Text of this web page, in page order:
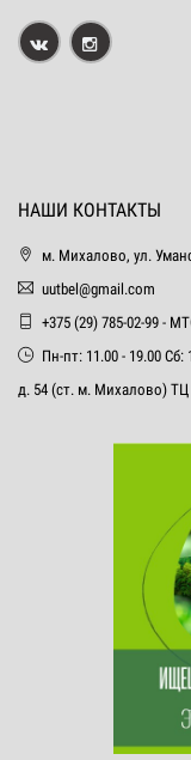
НАШИ КОНТАКТЫ
м. Михалово, ул.
uutbel@gmail.com
+375 (29) 785-02-99 -
Пн-пт: 11.00 - 19.00 Сб:
д. 54 (ст. м. Михалово)